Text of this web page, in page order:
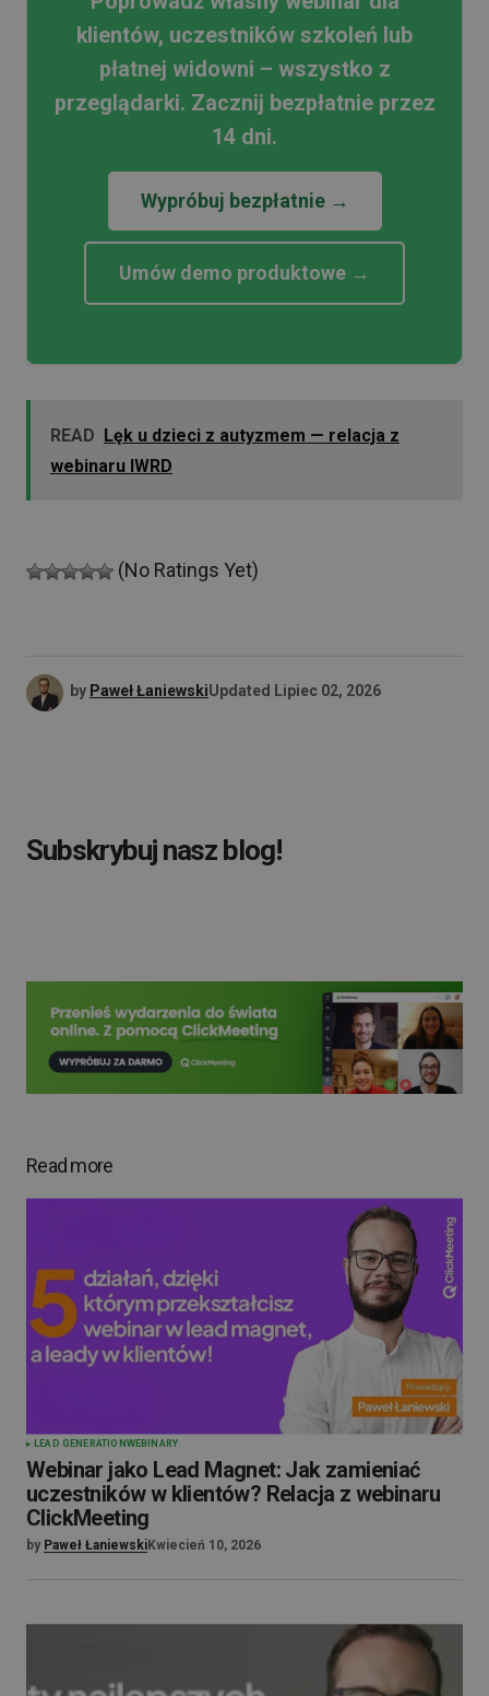
klientów, uczestników szkoleń lub
płatnej widowni – wszystko z
przeglądarki. Zacznij bezpłatnie przez
14 dni.
Wypróbuj bezpłatnie →
Umów demo produktowe →
READ Lęk u dzieci z autyzmem — relacja z
webinaru IWRD
(No Ratings Yet)
by Paweł ŁaniewskiUpdated Lipiec 02, 2026
Subskrybuj nasz blog!
Read more
LEAD GENERATION WEBINARY
Webinar jako Lead Magnet: Jak zamieniać
uczestników w klientów? Relacja z webinaru
ClickMeeting
by Paweł ŁaniewskiKwiecień 10, 2026